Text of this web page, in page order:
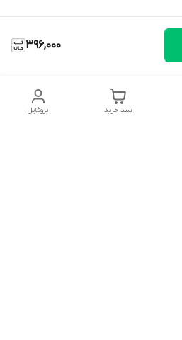
396,000
پروفایل سبد خرید